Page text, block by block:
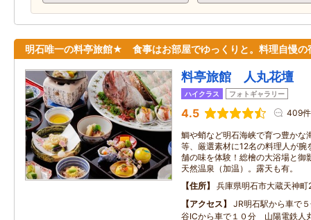
明石唯一の料亭旅館★ 食事はお部屋でゆっくりと。料理自慢の
料亭旅館 人丸花壇
ハイクラス フォトギャラリー
4.5 409件
鯛や蛸など明石海峡で育つ豊かな
等、厳選素材に12名の料理人が腕
舗の味を体験！総檜の大浴場と御
天然温泉（加温）。露天も有。
住所
兵庫県明石市大蔵天神町
アクセス
JR明石駅から車で
谷ICから車で１０分 山陽電鉄人